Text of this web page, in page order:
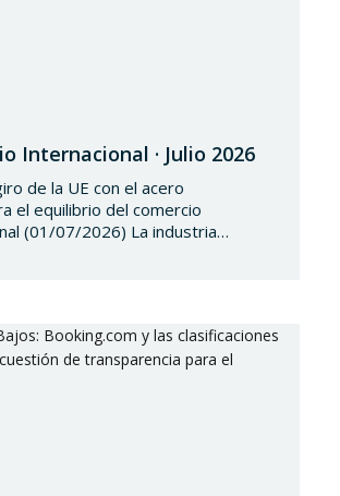
Internacional · Julio 2026
de la UE con el acero
el equilibrio del comercio
(01/07/2026) La industria
modificado las condiciones de
acero, estableciendo un
arancelario de…